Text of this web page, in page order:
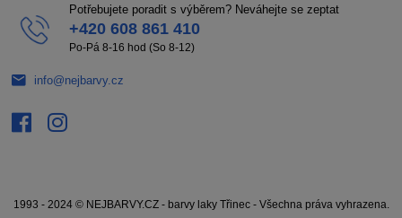
Potřebujete poradit s výběrem? Neváhejte se zeptat
+420 608 861 410
Po-Pá 8-16 hod (So 8-12)
info@nejbarvy.cz
1993 - 2024 © NEJBARVY.CZ - barvy laky Třinec - Všechna práva vyhrazena.